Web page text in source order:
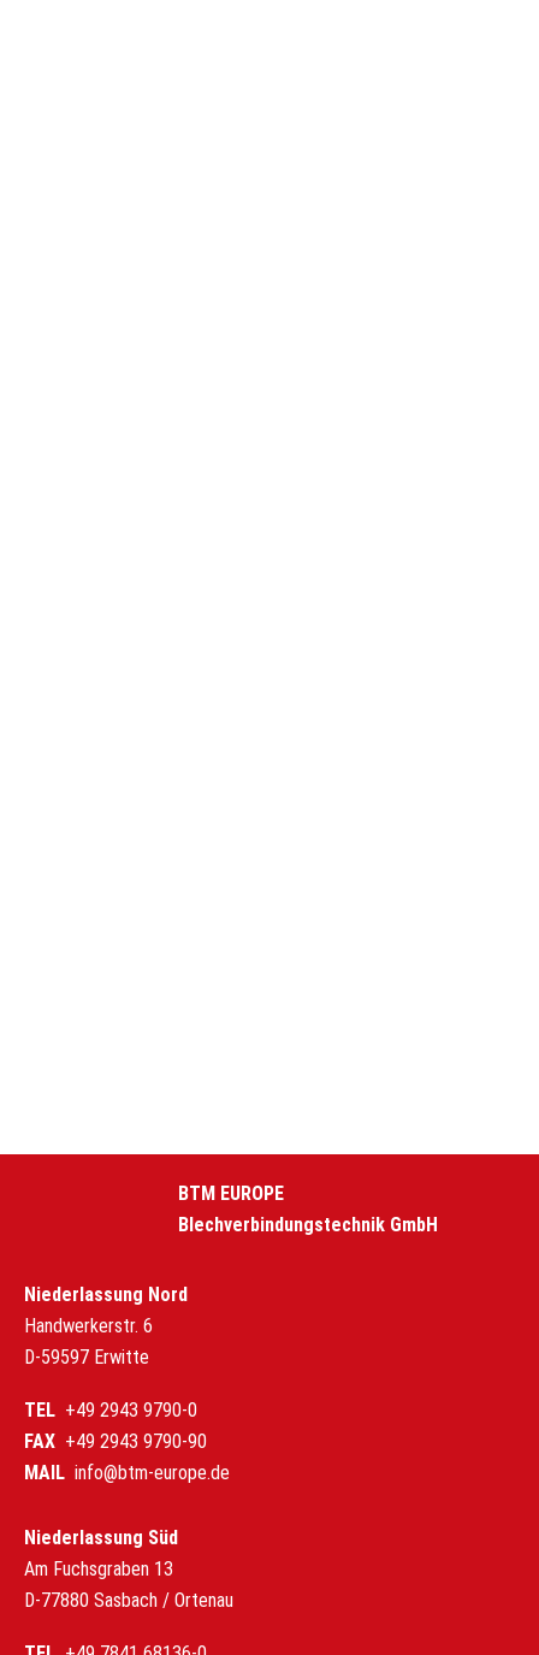
BTM EUROPE
Blechverbindungstechnik GmbH
Niederlassung Nord
Handwerkerstr. 6
D-59597 Erwitte
TEL +49 2943 9790-0
FAX +49 2943 9790-90
MAIL info@btm-europe.de
Niederlassung Süd
Am Fuchsgraben 13
D-77880 Sasbach / Ortenau